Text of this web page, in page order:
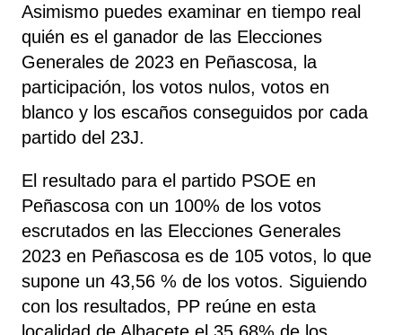
Asimismo puedes examinar en tiempo real
quién es el ganador de las Elecciones
Generales de 2023 en Peñascosa, la
participación, los votos nulos, votos en
blanco y los escaños conseguidos por cada
partido del 23J.
El resultado para el partido PSOE en
Peñascosa con un 100% de los votos
escrutados en las Elecciones Generales
2023 en Peñascosa es de 105 votos, lo que
supone un 43,56 % de los votos. Siguiendo
con los resultados, PP reúne en esta
localidad de Albacete el 35,68% de los